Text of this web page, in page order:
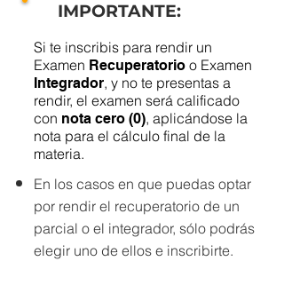
IMPORTANTE:
Si te inscribis para rendir un
Examen Recuperatorio o Examen
Integrador, y no te presentas a
rendir, el examen será calificado
con nota cero (0), aplicándose la
nota para el cálculo final de la
materia.
En los casos en que puedas optar
por rendir el recuperatorio de un
parcial o el integrador, sólo podrás
elegir uno de ellos e inscribirte.